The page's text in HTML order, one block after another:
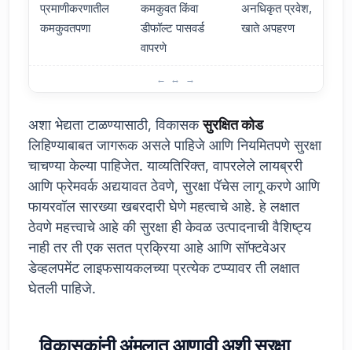
प्रमाणीकरणातील
कमकुवतपणा
कमकुवत किंवा
डीफॉल्ट पासवर्ड
वापरणे
अनधिकृत प्रवेश,
खाते अपहरण
अशा भेद्यता टाळण्यासाठी, विकासकसुरक्षित कोड
लिहिण्याबाबत जागरूक असले पाहिजे आणि नियमितपणे सुरक्षा
चाचण्या केल्या पाहिजेत. याव्यतिरिक्त, वापरलेले लायब्ररी
आणि फ्रेमवर्क अद्ययावत ठेवणे, सुरक्षा पॅचेस लागू करणे आणि
फायरवॉल सारख्या खबरदारी घेणे महत्वाचे आहे. हे लक्षात
ठेवणे महत्त्वाचे आहे की सुरक्षा ही केवळ उत्पादनाची वैशिष्ट्य
नाही तर ती एक सतत प्रक्रिया आहे आणि सॉफ्टवेअर
डेव्हलपमेंट लाइफसायकलच्या प्रत्येक टप्प्यावर ती लक्षात
घेतली पाहिजे.
विकासकांनी अंमलात आणावी अशी सुरक्षा